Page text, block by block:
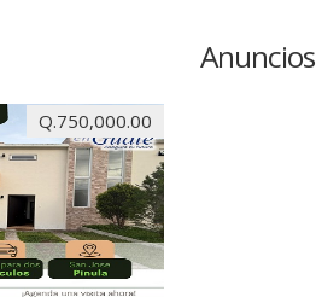
Q.750,000.00
Anuncios